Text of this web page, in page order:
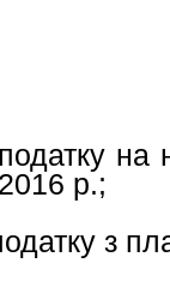
р.;
з